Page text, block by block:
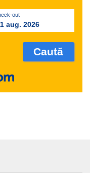
out
aug. 2026